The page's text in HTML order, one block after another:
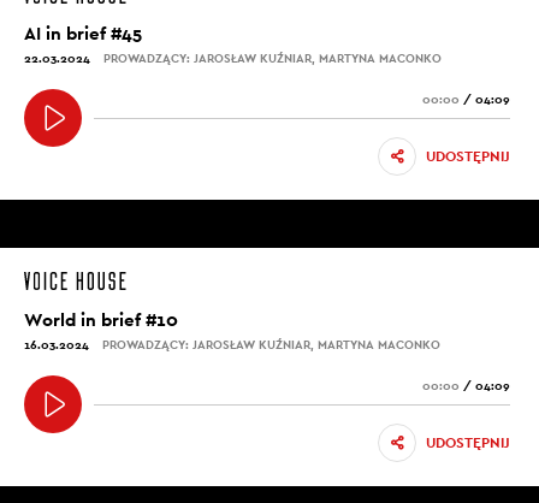
AI in brief #45
22.03.2024 PROWADZĄCY: JAROSŁAW KUŹNIAR, MARTYNA MACONKO
00:00 / 04:09
UDOSTĘPNIJ
World in brief #10
16.03.2024 PROWADZĄCY: JAROSŁAW KUŹNIAR, MARTYNA MACONKO
00:00 / 04:09
UDOSTĘPNIJ